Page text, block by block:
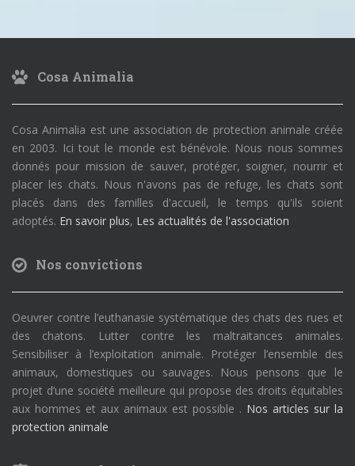
Cosa Animalia
Cosa Animalia est une association de protection animale créée
en 2003. Ici tout le monde est bénévole. Nous nous sommes
donnés pour mission de sauver, protéger, soigner, nourrir et
placer les chats. Nous n'avons pas de refuge, les chats sont
placés dans des familles d'accueil, le temps qu'ils soient
adoptés. En savoir plus, Les actualités de l'association
Nos convictions
Oeuvrer contre l’euthanasie systématique des chats des rues et
des chatons. Lutter contre les maltraitances animales.
Sensibiliser à l’exploitation animale. Protéger l’ensemble des
animaux, domestiques ou sauvages. Nous pensons que le
projet d’une société meilleure qui propose des droits équitables
aux hommes et aux animaux est possible . Nos articles sur la
protection animale